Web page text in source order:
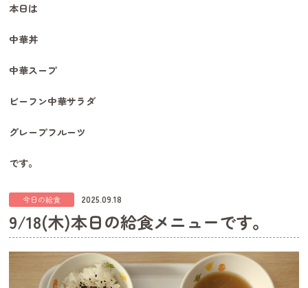
本日は
中華丼
中華スープ
ビーフン中華サラダ
グレープフルーツ
です。
今日の給食 2025.09.18
9/18(木)本日の給食メニューです。